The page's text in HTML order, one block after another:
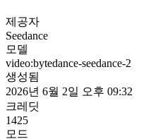
제공자
Seedance
모델
video:bytedance-seedance-2
생성됨
2026년 6월 2일 오후 09:32
크레딧
1425
모드